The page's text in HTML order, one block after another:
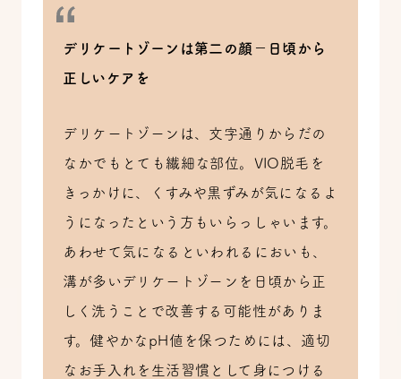
デリケートゾーンは第二の顔－日頃から
正しいケアを
デリケートゾーンは、文字通りからだの
なかでもとても繊細な部位。VIO脱毛を
きっかけに、くすみや黒ずみが気になるよ
うになったという方もいらっしゃいます。
あわせて気になるといわれるにおいも、
溝が多いデリケートゾーンを日頃から正
しく洗うことで改善する可能性がありま
す。健やかなpH値を保つためには、適切
なお手入れを生活習慣として身につける